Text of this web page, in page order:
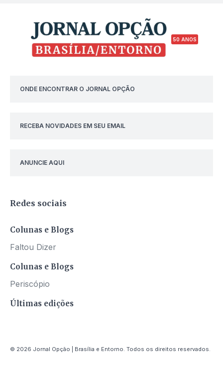
50 ANOS
ONDE ENCONTRAR O JORNAL OPÇÃO
RECEBA NOVIDADES EM SEU EMAIL
ANUNCIE AQUI
Redes sociais
Colunas e Blogs
Faltou Dizer
Colunas e Blogs
Periscópio
Últimas edições
© 2026 Jornal Opção | Brasília e Entorno. Todos os direitos reservados.